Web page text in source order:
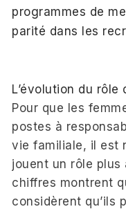
programmes de
parité dans les
L’évolution du rôle
Pour que les
postes à
vie familiale, il est
jouent un rôle plus
chiffres montrent
considèrent qu’ils